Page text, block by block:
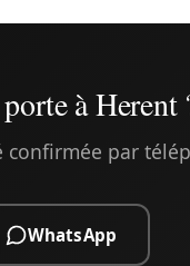
à Herent
par
WhatsApp